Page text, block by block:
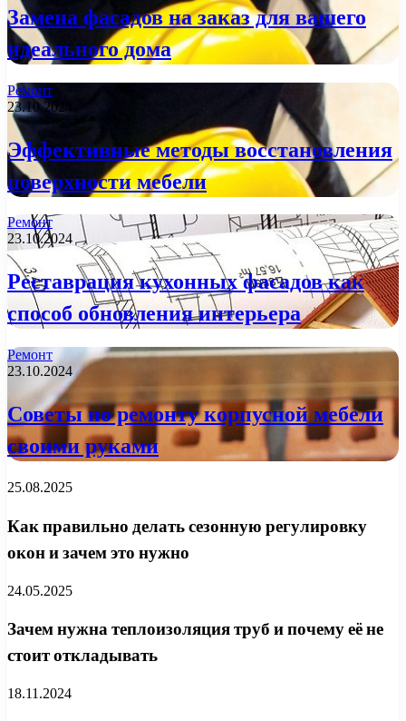
Замена фасадов на заказ для вашего
идеального дома
Ремонт
23.10.2024
Эффективные методы восстановления
поверхности мебели
Ремонт
23.10.2024
Реставрация кухонных фасадов как
способ обновления интерьера
Ремонт
23.10.2024
Советы по ремонту корпусной мебели
своими руками
25.08.2025
Как правильно делать сезонную регулировку
окон и зачем это нужно
24.05.2025
Зачем нужна теплоизоляция труб и почему её не
стоит откладывать
18.11.2024